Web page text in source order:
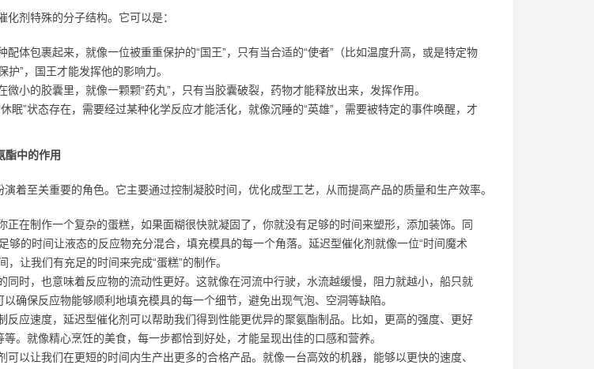
化剂特殊的分子结构。它可以是：
配体包裹起来，就像一位被重重保护的“国王”，只有当合适的“使者”（比如温度升高，或是特定物
护”，国王才能发挥他的影响力。
微小的胶囊里，就像一颗颗“药丸”，只有当胶囊破裂，药物才能释放出来，发挥作用。
眠”状态存在，需要经过某种化学反应才能活化，就像沉睡的“英雄”，需要被特定的事件唤醒，才
酯中的作用
着至关重要的角色。它主要通过控制凝胶时间，优化成型工艺，从而提高产品的质量和生产效率。
正在制作一个复杂的蛋糕，如果面糊很快就凝固了，你就没有足够的时间来塑形，添加装饰。同
够的时间让液态的反应物充分混合，填充模具的每一个角落。延迟型催化剂就像一位“时间魔术
，让我们有充足的时间来完成“蛋糕”的制作。
同时，也意味着反应物的流动性更好。这就像在河流中行驶，水流越缓慢，阻力就越小，船只就
确保反应物能够顺利地填充模具的每一个细节，避免出现气泡、空洞等缺陷。
反应速度，延迟型催化剂可以帮助我们得到性能更优异的聚氨酯制品。比如，更高的强度、更好
。就像精心烹饪的美食，每一步都恰到好处，才能呈现出佳的口感和营养。
可以让我们在更短的时间内生产出更多的合格产品。就像一台高效的机器，能够以更快的速度、